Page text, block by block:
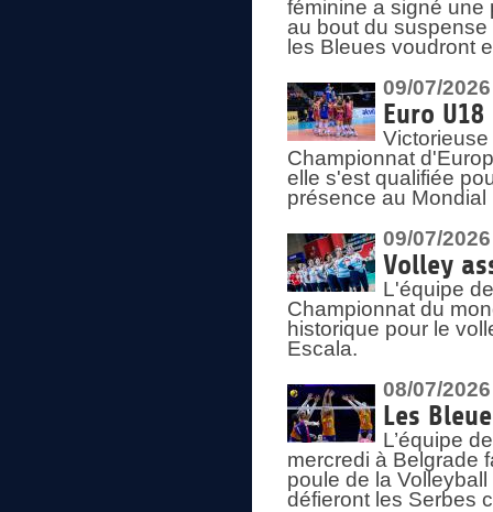
féminine a signé une
au bout du
les Bleues voudront
09/07/2026
Euro
Championnat
elle s'est qualifiée
présence au
09/07/2026
Volley
L'équipe
Championnat du
historique pour le
Escala.
08/07/2026
Les
L’équipe
mercredi à Belgrade
poule de la
défieront les Serbes